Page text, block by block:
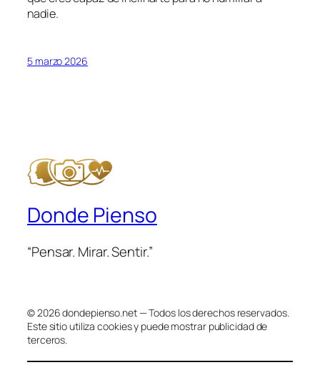
nadie.
5 marzo 2026
Donde Pienso
“Pensar. Mirar. Sentir.”
© 2026 dondepienso.net — Todos los derechos reservados.
Este sitio utiliza cookies y puede mostrar publicidad de
terceros.